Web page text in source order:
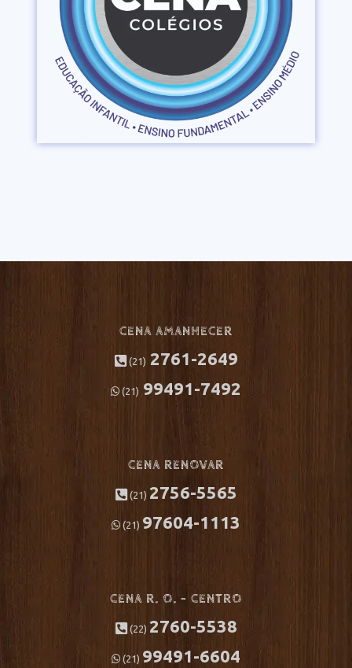
CENA AMANHECER
(21) 2761-2649
(21) 99491-7492
CENA RENOVAR
(21) 2756-5565
(21) 97604-1113
CENA R. O. – CENTRO
(22) 2760-5538
(21) 99491-6604